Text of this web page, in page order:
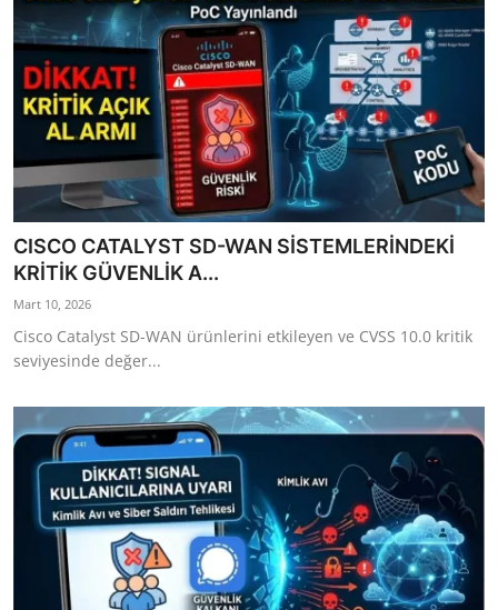
CISCO CATALYST SD-WAN SİSTEMLERİNDEKİ
KRİTİK GÜVENLİK A...
Mart 10, 2026
Cisco Catalyst SD-WAN ürünlerini etkileyen ve CVSS 10.0 kritik
seviyesinde değer...